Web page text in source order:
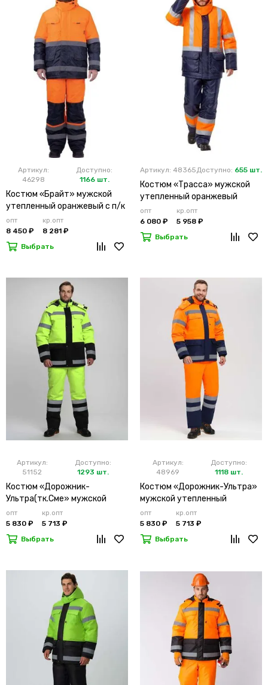
Артикул:
46298
Доступно:
1166 шт.
Костюм «Брайт» мужской
утепленный оранжевый с п/к
опт
8 450 ₽
кр.опт
8 281 ₽
Выбрать
Артикул: 48365Доступно: 655 шт.
Костюм «Трасса» мужской
утепленный оранжевый
опт
6 080 ₽
кр.опт
5 958 ₽
Выбрать
Артикул:
51152
Доступно:
1293 шт.
Костюм «Дорожник-
Ультра(тк.Сме» мужской
утепленный лимонный
опт
5 830 ₽
кр.опт
5 713 ₽
Выбрать
Артикул:
48969
Доступно:
1118 шт.
Костюм «Дорожник-Ультра»
мужской утепленный
оранжевый
опт
5 830 ₽
кр.опт
5 713 ₽
Выбрать